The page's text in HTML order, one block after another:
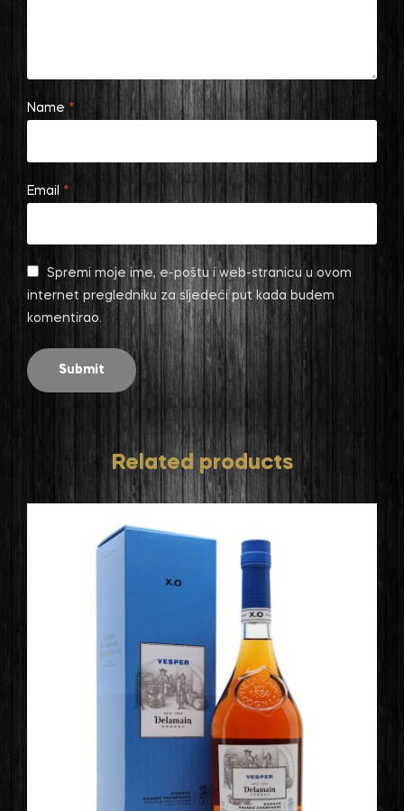
Name *
Email *
Spremi moje ime, e-poštu i web-stranicu u ovom
internet pregledniku za sljedeći put kada budem
komentirao.
Related products